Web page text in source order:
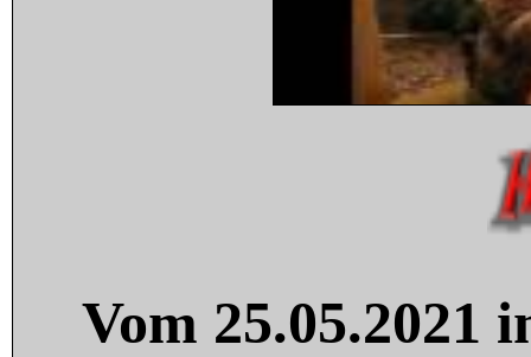
Vom 25.05.2021